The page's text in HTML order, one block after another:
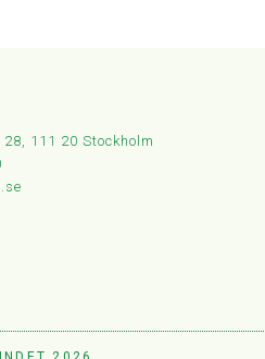
111 20 Stockholm